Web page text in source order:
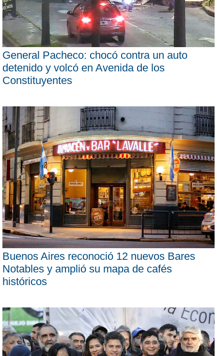
General Pacheco: chocó contra un auto
detenido y volcó en Avenida de los
Constituyentes
Buenos Aires reconoció 12 nuevos Bares
Notables y amplió su mapa de cafés
históricos